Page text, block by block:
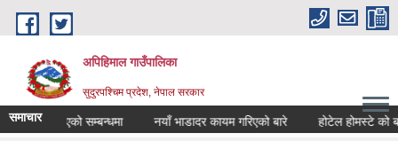
Skip to main content
अपिहिमाल गाउँपालिका
सुदुरपश्चिम प्रदेश, नेपाल सरकार
समाचारगरिएको सम्बन्धमा नयाँ भाडादर कायम गरिएको बारे होटेल होमस्टे को